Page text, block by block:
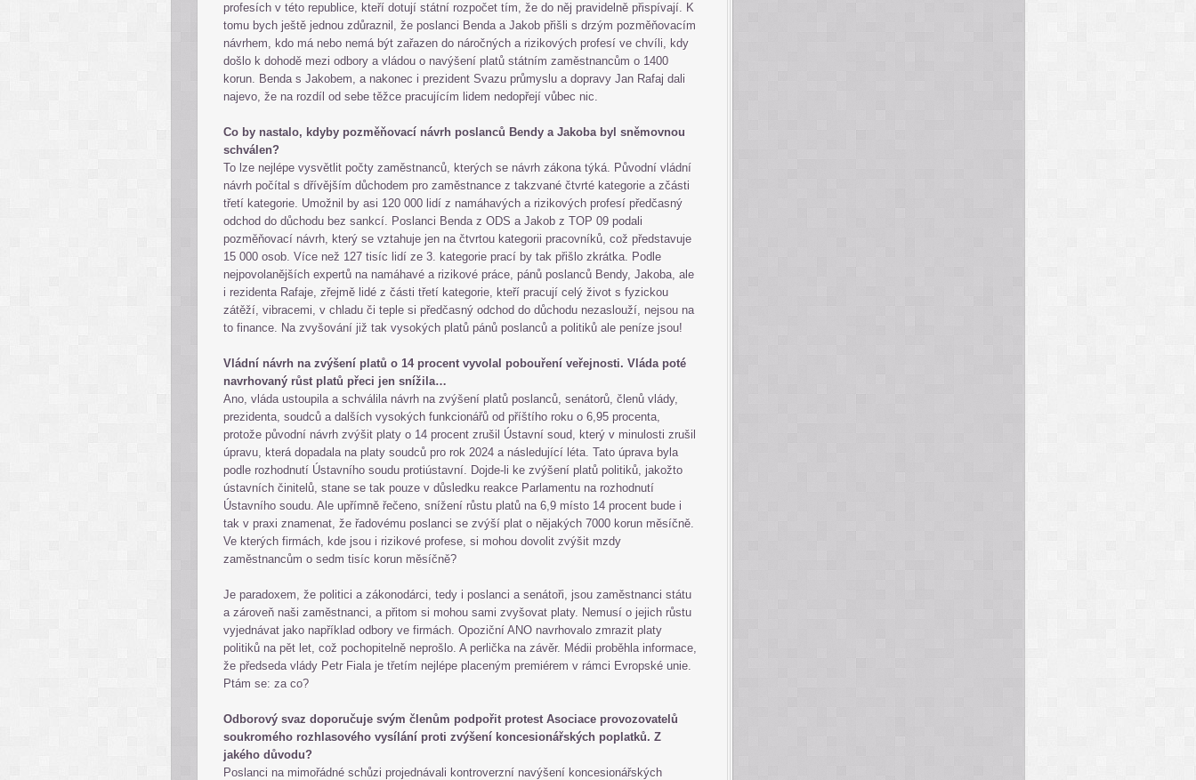
profesích v této republice, kteří dotují státní rozpočet tím, že do něj pravidelně přispívají. K
tomu bych ještě jednou zdůraznil, že poslanci Benda a Jakob přišli s drzým pozměňovacím
návrhem, kdo má nebo nemá být zařazen do náročných a rizikových profesí ve chvíli, kdy
došlo k dohodě mezi odbory a vládou o navýšení platů státním zaměstnancům o 1400
korun. Benda s Jakobem, a nakonec i prezident Svazu průmyslu a dopravy Jan Rafaj dali
najevo, že na rozdíl od sebe těžce pracujícím lidem nedopřejí vůbec nic.
Co by nastalo, kdyby pozměňovací návrh poslanců Bendy a Jakoba byl sněmovnou
schválen?
To lze nejlépe vysvětlit počty zaměstnanců, kterých se návrh zákona týká. Původní vládní
návrh počítal s dřívějším důchodem pro zaměstnance z takzvané čtvrté kategorie a zčásti
třetí kategorie. Umožnil by asi 120 000 lidí z namáhavých a rizikových profesí předčasný
odchod do důchodu bez sankcí. Poslanci Benda z ODS a Jakob z TOP 09 podali
pozměňovací návrh, který se vztahuje jen na čtvrtou kategorii pracovníků, což představuje
15 000 osob. Více než 127 tisíc lidí ze 3. kategorie prací by tak přišlo zkrátka. Podle
nejpovolanějších expertů na namáhavé a rizikové práce, pánů poslanců Bendy, Jakoba, ale
i rezidenta Rafaje, zřejmě lidé z části třetí kategorie, kteří pracují celý život s fyzickou
zátěží, vibracemi, v chladu či teple si předčasný odchod do důchodu nezaslouží, nejsou na
to finance. Na zvyšování již tak vysokých platů pánů poslanců a politiků ale peníze jsou!
Vládní návrh na zvýšení platů o 14 procent vyvolal pobouření veřejnosti. Vláda poté
navrhovaný růst platů přeci jen snížila…
Ano, vláda ustoupila a schválila návrh na zvýšení platů poslanců, senátorů, členů vlády,
prezidenta, soudců a dalších vysokých funkcionářů od příštího roku o 6,95 procenta,
protože původní návrh zvýšit platy o 14 procent zrušil Ústavní soud, který v minulosti zrušil
úpravu, která dopadala na platy soudců pro rok 2024 a následující léta. Tato úprava byla
podle rozhodnutí Ústavního soudu protiústavní. Dojde-li ke zvýšení platů politiků, jakožto
ústavních činitelů, stane se tak pouze v důsledku reakce Parlamentu na rozhodnutí
Ústavního soudu. Ale upřímně řečeno, snížení růstu platů na 6,9 místo 14 procent bude i
tak v praxi znamenat, že řadovému poslanci se zvýší plat o nějakých 7000 korun měsíčně.
Ve kterých firmách, kde jsou i rizikové profese, si mohou dovolit zvýšit mzdy
zaměstnancům o sedm tisíc korun měsíčně?
Je paradoxem, že politici a zákonodárci, tedy i poslanci a senátoři, jsou zaměstnanci státu
a zároveň naši zaměstnanci, a přitom si mohou sami zvyšovat platy. Nemusí o jejich růstu
vyjednávat jako například odbory ve firmách. Opoziční ANO navrhovalo zmrazit platy
politiků na pět let, což pochopitelně neprošlo. A perlička na závěr. Médii proběhla informace,
že předseda vlády Petr Fiala je třetím nejlépe placeným premiérem v rámci Evropské unie.
Ptám se: za co?
Odborový svaz doporučuje svým členům podpořit protest Asociace provozovatelů
soukromého rozhlasového vysílání proti zvýšení koncesionářských poplatků. Z
jakého důvodu?
Poslanci na mimořádné schůzi projednávali kontroverzní navýšení koncesionářských